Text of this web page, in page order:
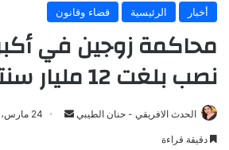
أخبار الرئيسية قضاء وقانون
محاكمة زوجين في
نصب بلغت 12 مليار سنتيم
الحدث الافريقي - حنان الطيبي
Send 24 مارس، 2025
دقيقة قراءة